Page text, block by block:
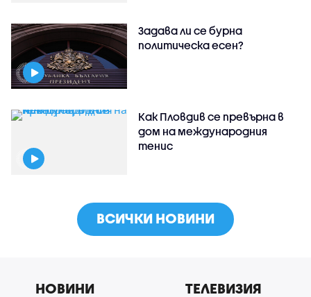
Задава ли се бурна
политическа есен?
Как Пловдив се превърна в
дом на международния
тенис
ВСИЧКИ НОВИНИ
НОВИНИ ТЕЛЕВИЗИЯ